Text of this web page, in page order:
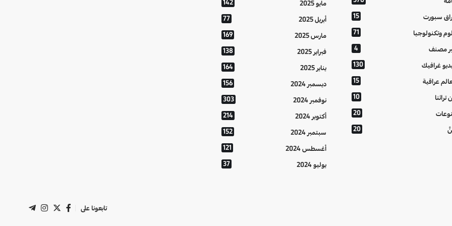
سبورت 15
وتكنولوجيا 71
مصنف 4
غرافيك 130
عراقية 15
تراثنا 10
20
20
مايو 2025 142
أبريل 2025 77
مارس 2025 169
فبراير 2025 138
يناير 2025 164
ديسمبر 2024 156
نوفمبر 2024 303
أكتوبر 2024 214
سبتمبر 2024 152
أغسطس 2024 121
يوليو 2024 37
تابعونا على